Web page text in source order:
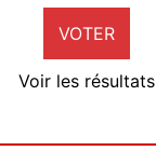
VOTER
Voir les résultats